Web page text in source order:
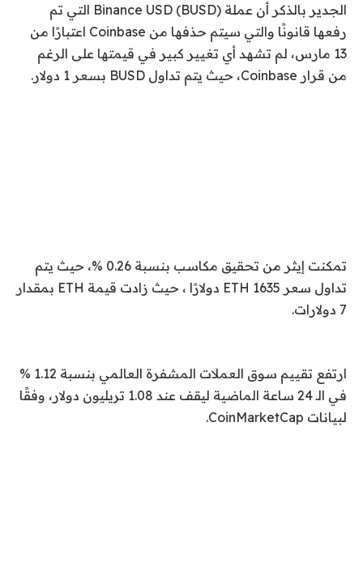
الجدير بالذكر أن عملة Binance USD (BUSD) التي تم
رفعها قانونًا والتي سيتم حذفها من Coinbase اعتبارًا من
13 مارس، لم تشهد أي تغيير كبير في قيمتها على الرغم
من قرار Coinbase، حيث يتم تداول BUSD بسعر 1 دولار.
تمكنت إيثر من تحقيق مكاسب بنسبة 0.26 %، حيث يتم
تداول سعر ETH 1635 دولارًا ، حيث زادت قيمة ETH بمقدار
7 دولارات.
ارتفع تقييم سوق العملات المشفرة العالمي بنسبة 1.12 %
في الـ 24 ساعة الماضية ليقف عند 1.08 تريليون دولار، وفقًا
لبيانات CoinMarketCap.